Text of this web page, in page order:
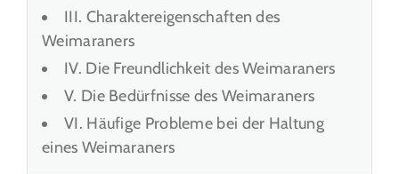
III. Charaktereigenschaften des
Weimaraners
IV. Die Freundlichkeit des Weimaraners
V. Die Bedürfnisse des Weimaraners
VI. Häufige Probleme bei der Haltung
eines Weimaraners